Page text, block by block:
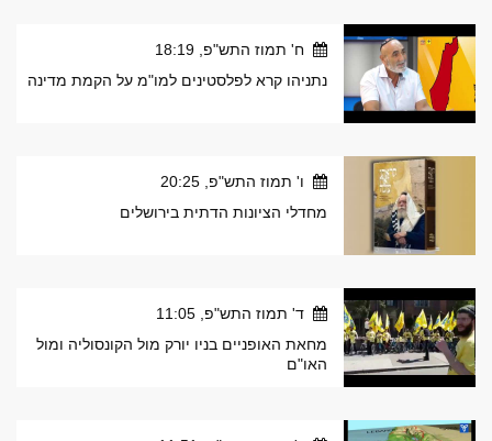
ח' תמוז התש"פ, 18:19
נתניהו קרא לפלסטינים למו"מ על הקמת מדינה
ו' תמוז התש"פ, 20:25
מחדלי הציונות הדתית בירושלים
ד' תמוז התש"פ, 11:05
מחאת האופניים בניו יורק מול הקונסוליה ומול
האו"ם